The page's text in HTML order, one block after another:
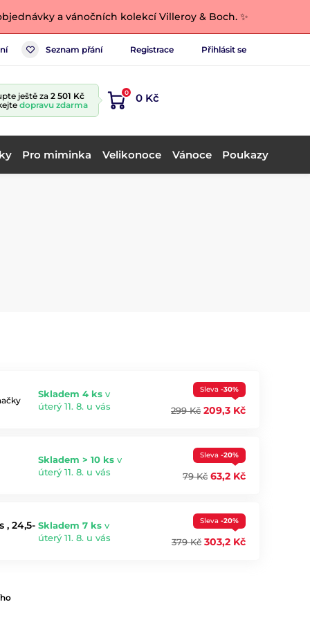
a vánočních kolekcí Villeroy & Boch. ✨
Seznam přání Registrace Přihlásit se
ještě za 2 501 Kč
dopravu zdarma
0 0 Kč
Pro miminka Velikonoce Vánoce Poukazy
Skladem 4 ks v
úterý 11. 8. u vás
Sleva -30%
299 Kč 209,3 Kč
Skladem > 10 ks v
úterý 11. 8. u vás
Sleva -20%
79 Kč 63,2 Kč
, 24,5- Skladem 7 ks v
úterý 11. 8. u vás
Sleva -20%
379 Kč 303,2 Kč